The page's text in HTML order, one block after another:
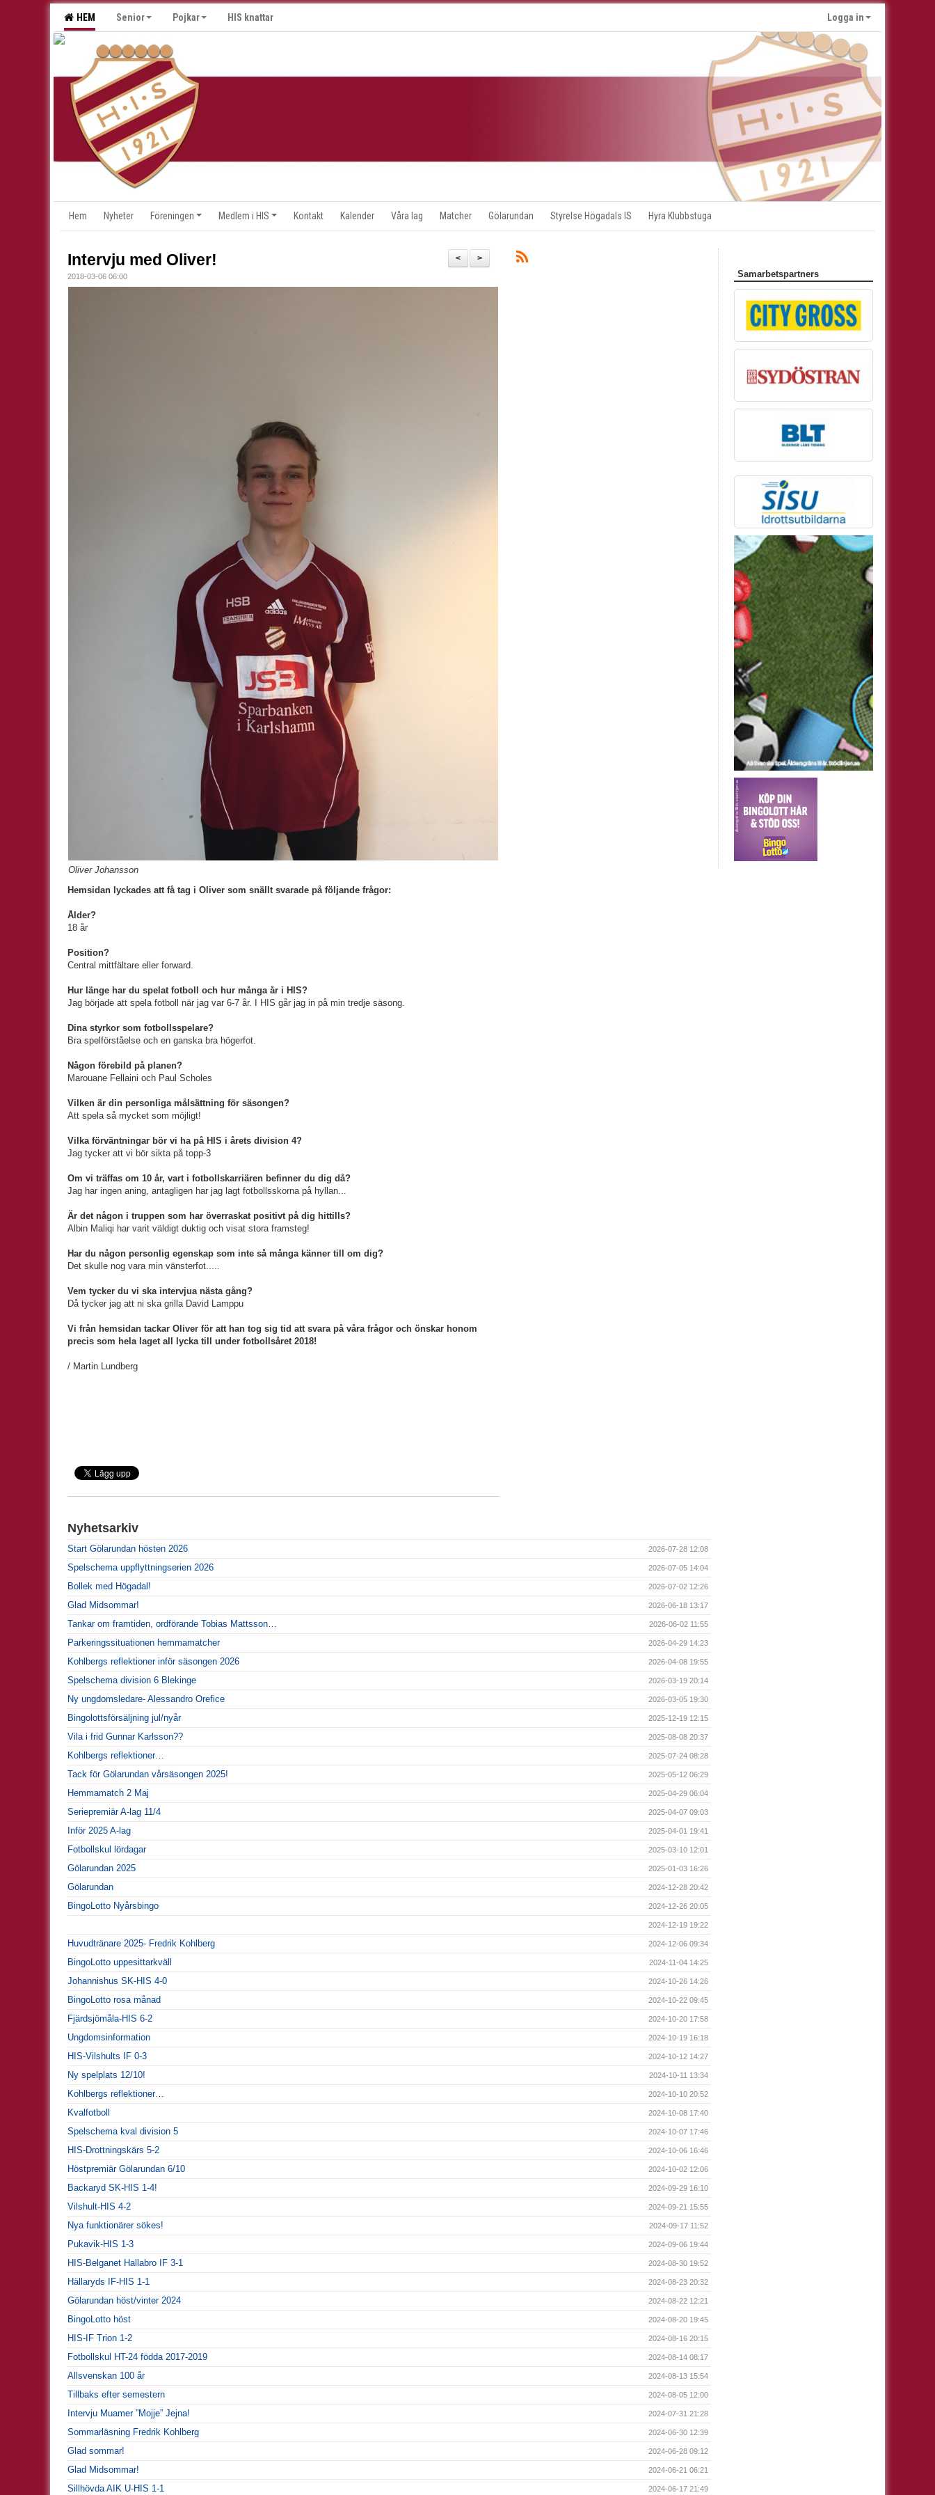
HEM Senior Pojkar HIS knattar Logga in
Hem Nyheter Föreningen Medlem i HIS Kontakt Kalender Våra lag Matcher Gölarundan Styrelse Högadals IS Hyra Klubbstuga
>
<
Intervju med Oliver!
2018-03-06 06:00
Oliver Johansson
Hemsidan lyckades att få tag i Oliver som snällt svarade på följande frågor:
Ålder?
18 år
Position?
Central mittfältare eller forward.
Hur länge har du spelat fotboll och hur många år i HIS?
Jag började att spela fotboll när jag var 6-7 år. I HIS går jag in på min tredje säsong.
Dina styrkor som fotbollsspelare?
Bra spelförståelse och en ganska bra högerfot.
Någon förebild på planen?
Marouane Fellaini och Paul Scholes
Vilken är din personliga målsättning för säsongen?
Att spela så mycket som möjligt!
Vilka förväntningar bör vi ha på HIS i årets division 4?
Jag tycker att vi bör sikta på topp-3
Om vi träffas om 10 år, vart i fotbollskarriären befinner du dig då?
Jag har ingen aning, antagligen har jag lagt fotbollsskorna på hyllan...
Är det någon i truppen som har överraskat positivt på dig hittills?
Albin Maliqi har varit väldigt duktig och visat stora framsteg!
Har du någon personlig egenskap som inte så många känner till om dig?
Det skulle nog vara min vänsterfot.....
Vem tycker du vi ska intervjua nästa gång?
Då tycker jag att ni ska grilla David Lamppu
Vi från hemsidan tackar Oliver för att han tog sig tid att svara på våra frågor och önskar honom
precis som hela laget all lycka till under fotbollsåret 2018!
/ Martin Lundberg
Nyhetsarkiv
Start Gölarundan hösten 2026 2026-07-28 12:08
Spelschema uppflyttningserien 2026 2026-07-05 14:04
Bollek med Högadal! 2026-07-02 12:26
Glad Midsommar! 2026-06-18 13:17
Tankar om framtiden, ordförande Tobias Mattsson… 2026-06-02 11:55
Parkeringssituationen hemmamatcher 2026-04-29 14:23
Kohlbergs reflektioner inför säsongen 2026 2026-04-08 19:55
Spelschema division 6 Blekinge 2026-03-19 20:14
Ny ungdomsledare- Alessandro Orefice 2026-03-05 19:30
Bingolottsförsäljning jul/nyår 2025-12-19 12:15
Vila i frid Gunnar Karlsson?? 2025-08-08 20:37
Kohlbergs reflektioner… 2025-07-24 08:28
Tack för Gölarundan vårsäsongen 2025! 2025-05-12 06:29
Hemmamatch 2 Maj 2025-04-29 06:04
Seriepremiär A-lag 11/4 2025-04-07 09:03
Inför 2025 A-lag 2025-04-01 19:41
Fotbollskul lördagar 2025-03-10 12:01
Gölarundan 2025 2025-01-03 16:26
Gölarundan 2024-12-28 20:42
BingoLotto Nyårsbingo 2024-12-26 20:05
2024-12-19 19:22
Huvudtränare 2025- Fredrik Kohlberg 2024-12-06 09:34
BingoLotto uppesittarkväll 2024-11-04 14:25
Johannishus SK-HIS 4-0 2024-10-26 14:26
BingoLotto rosa månad 2024-10-22 09:45
Fjärdsjömåla-HIS 6-2 2024-10-20 17:58
Ungdomsinformation 2024-10-19 16:18
HIS-Vilshults IF 0-3 2024-10-12 14:27
Ny spelplats 12/10! 2024-10-11 13:34
Kohlbergs reflektioner… 2024-10-10 20:52
Kvalfotboll 2024-10-08 17:40
Spelschema kval division 5 2024-10-07 17:46
HIS-Drottningskärs 5-2 2024-10-06 16:46
Höstpremiär Gölarundan 6/10 2024-10-02 12:06
Backaryd SK-HIS 1-4! 2024-09-29 16:10
Vilshult-HIS 4-2 2024-09-21 15:55
Nya funktionärer sökes! 2024-09-17 11:52
Pukavik-HIS 1-3 2024-09-06 19:44
HIS-Belganet Hallabro IF 3-1 2024-08-30 19:52
Hällaryds IF-HIS 1-1 2024-08-23 20:32
Gölarundan höst/vinter 2024 2024-08-22 12:21
BingoLotto höst 2024-08-20 19:45
HIS-IF Trion 1-2 2024-08-16 20:15
Fotbollskul HT-24 födda 2017-2019 2024-08-14 08:17
Allsvenskan 100 år 2024-08-13 15:54
Tillbaks efter semestern 2024-08-05 12:00
Intervju Muamer ”Mojje” Jejna! 2024-07-31 21:28
Sommarläsning Fredrik Kohlberg 2024-06-30 12:39
Glad sommar! 2024-06-28 09:12
Glad Midsommar! 2024-06-21 06:21
Sillhövda AIK U-HIS 1-1 2024-06-17 21:49
Samarbetspartners